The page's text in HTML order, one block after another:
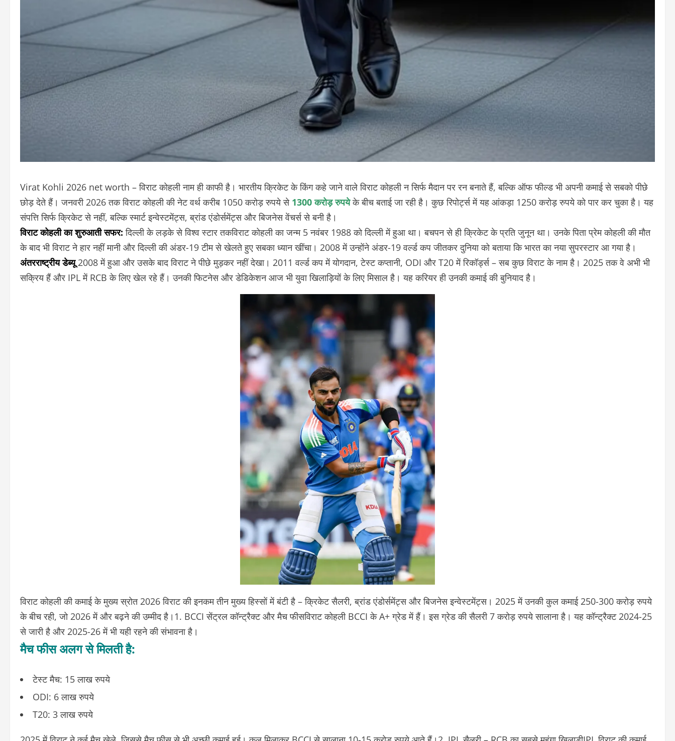
Virat Kohli 2026 net worth – विराट कोहली नाम ही काफी है। भारतीय क्रिकेट के किंग कहे जाने वाले विराट कोहली न सिर्फ मैदान पर रन बनाते हैं, बल्कि ऑफ फील्ड भी अपनी कमाई से सबको पीछे
छोड़ देते हैं। जनवरी 2026 तक विराट कोहली की नेट वर्थ करीब 1050 करोड़ रुपये से1300 करोड़ रुपयेके बीच बताई जा रही है। कुछ रिपोर्ट्स में यह आंकड़ा 1250 करोड़ रुपये को पार कर चुका है। यह
संपत्ति सिर्फ क्रिकेट से नहीं, बल्कि स्मार्ट इन्वेस्टमेंट्स, ब्रांड एंडोर्समेंट्स और बिजनेस वेंचर्स से बनी है।
विराट कोहली का शुरुआती सफर: दिल्ली के लड़के से विश्व स्टार तकविराट कोहली का जन्म 5 नवंबर 1988 को दिल्ली में हुआ था। बचपन से ही क्रिकेट के प्रति जुनून था। उनके पिता प्रेम कोहली की मौत
के बाद भी विराट ने हार नहीं मानी और दिल्ली की अंडर-19 टीम से खेलते हुए सबका ध्यान खींचा। 2008 में उन्होंने अंडर-19 वर्ल्ड कप जीतकर दुनिया को बताया कि भारत का नया सुपरस्टार आ गया है।
अंतरराष्ट्रीय डेब्यू2008 में हुआ और उसके बाद विराट ने पीछे मुड़कर नहीं देखा। 2011 वर्ल्ड कप में योगदान, टेस्ट कप्तानी, ODI और T20 में रिकॉर्ड्स – सब कुछ विराट के नाम है। 2025 तक वे अभी भी
सक्रिय हैं और IPL में RCB के लिए खेल रहे हैं। उनकी फिटनेस और डेडिकेशन आज भी युवा खिलाड़ियों के लिए मिसाल है। यह करियर ही उनकी कमाई की बुनियाद है।
विराट कोहली की कमाई के मुख्य स्रोत 2026विराट की इनकम तीन मुख्य हिस्सों में बंटी है – क्रिकेट सैलरी, ब्रांड एंडोर्समेंट्स और बिजनेस इन्वेस्टमेंट्स। 2025 में उनकी कुल कमाई 250-300 करोड़ रुपये
के बीच रही, जो 2026 में और बढ़ने की उम्मीद है। 1. BCCI सेंट्रल कॉन्ट्रैक्ट और मैच फीसविराट कोहली BCCI के A+ ग्रेड में हैं। इस ग्रेड की सैलरी7 करोड़ रुपये सालानाहै। यह कॉन्ट्रैक्ट 2024-25
से जारी है और 2025-26 में भी यही रहने की संभावना है।
मैच फीस अलग से मिलती है:
टेस्ट मैच: 15 लाख रुपये
ODI: 6 लाख रुपये
T20: 3 लाख रुपये